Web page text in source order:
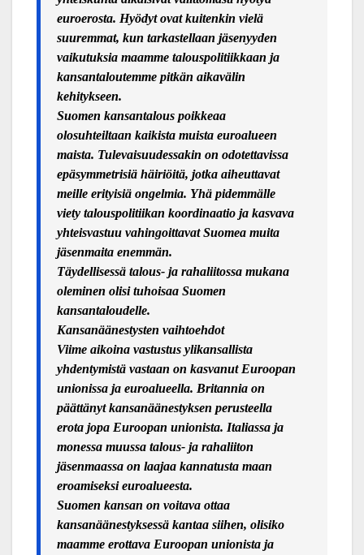
euroerosta. Hyödyt ovat kuitenkin vielä
suuremmat, kun tarkastellaan jäsenyyden
vaikutuksia maamme talouspolitiikkaan ja
kansantaloutemme pitkän aikavälin
kehitykseen.
Suomen kansantalous poikkeaa
olosuhteiltaan kaikista muista euroalueen
maista. Tulevaisuudessakin on odotettavissa
epäsymmetrisiä häiriöitä, jotka aiheuttavat
meille erityisiä ongelmia. Yhä pidemmälle
viety talouspolitiikan koordinaatio ja kasvava
yhteisvastuu vahingoittavat Suomea muita
jäsenmaita enemmän.
Täydellisessä talous- ja rahaliitossa mukana
oleminen olisi tuhoisaa Suomen
kansantaloudelle.
Kansanäänestysten vaihtoehdot
Viime aikoina vastustus ylikansallista
yhdentymistä vastaan on kasvanut Euroopan
unionissa ja euroalueella. Britannia on
päättänyt kansanäänestyksen perusteella
erota jopa Euroopan unionista. Italiassa ja
monessa muussa talous- ja rahaliiton
jäsenmaassa on laajaa kannatusta maan
eroamiseksi euroalueesta.
Suomen kansan on voitava ottaa
kansanäänestyksessä kantaa siihen, olisiko
maamme erottava Euroopan unionista ja